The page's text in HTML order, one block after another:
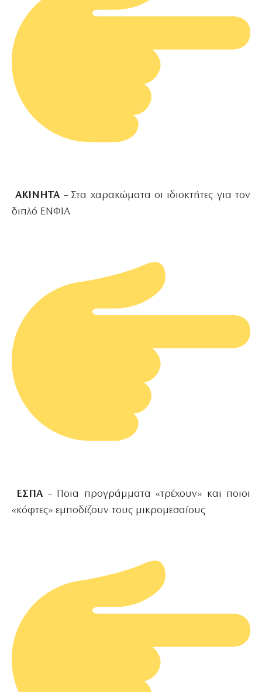
ΑΚΙΝΗΤΑ – Στα χαρακώματα οι ιδιοκτήτες για τον
διπλό ΕΝΦΙΑ
ΕΣΠΑ – Ποια προγράμματα «τρέχουν» και ποιοι
«κόφτες» εμποδίζουν τους μικρομεσαίους